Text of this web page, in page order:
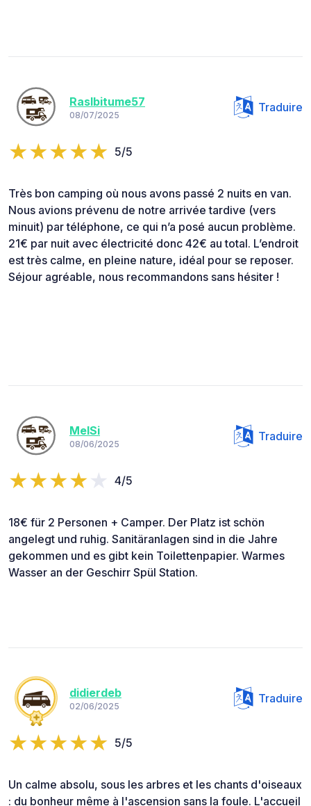
Raslbitume57
08/07/2025
Traduire
5/5
Très bon camping où nous avons passé 2 nuits en van.
Nous avions prévenu de notre arrivée tardive (vers
minuit) par téléphone, ce qui n’a posé aucun problème.
21€ par nuit avec électricité donc 42€ au total. L’endroit
est très calme, en pleine nature, idéal pour se reposer.
Séjour agréable, nous recommandons sans hésiter !
MelSi
08/06/2025
Traduire
4/5
18€ für 2 Personen + Camper. Der Platz ist schön
angelegt und ruhig. Sanitäranlagen sind in die Jahre
gekommen und es gibt kein Toilettenpapier. Warmes
Wasser an der Geschirr Spül Station.
didierdeb
02/06/2025
Traduire
5/5
Un calme absolu, sous les arbres et les chants d'oiseaux
: du bonheur même à l'ascension sans la foule. L'accueil